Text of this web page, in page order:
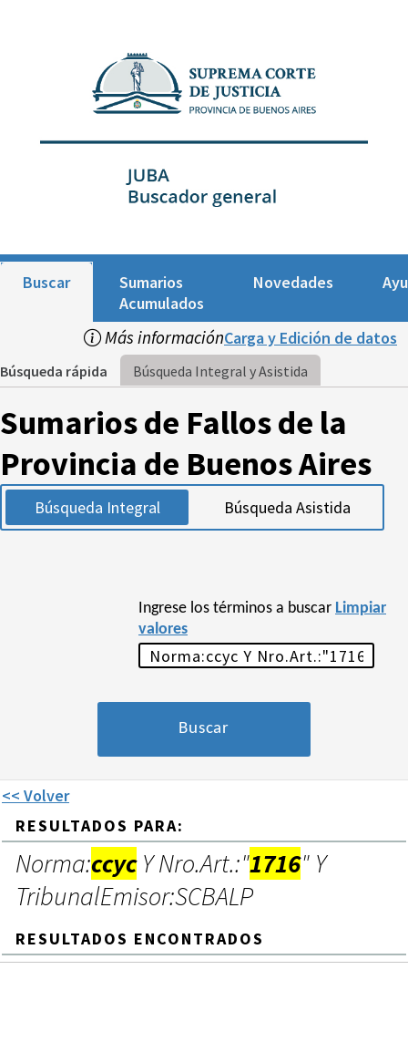
Buscar
Sumarios
Acumulados
Novedades
Más informaciónCarga y Edición de datos
Búsqueda rápida Búsqueda Integral y Asistida
Sumarios de Fallos de la
Provincia de Buenos Aires
Búsqueda Integral Búsqueda Asistida
Ingrese los términos a buscar Limpiar
valores
<< Volver
RESULTADOS PARA:
Norma:ccycY Nro.Art.:"1716" Y
TribunalEmisor:SCBALP
RESULTADOS ENCONTRADOS